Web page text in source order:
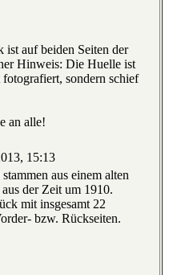
ist auf beiden Seiten der
Hinweis: Die Huelle ist
sondern schief
an alle!
15:13
aus einem alten
der Zeit um 1910.
mit insgesamt 22
bzw. Rückseiten.